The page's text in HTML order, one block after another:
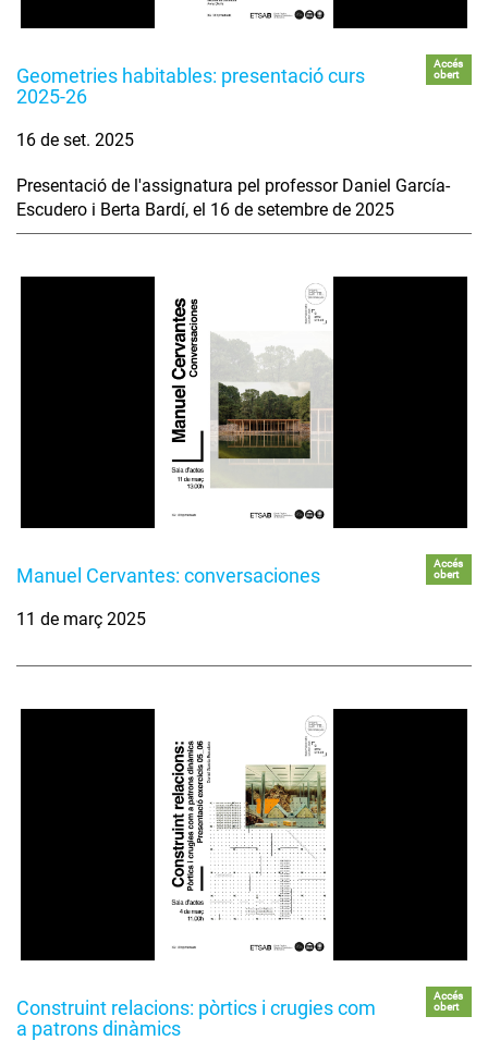
Geometries habitables: presentació curs
2025-26
Accés
obert
16 de set. 2025
Presentació de l'assignatura pel professor Daniel García-
Escudero i Berta Bardí, el 16 de setembre de 2025
Manuel Cervantes: conversaciones
Accés
obert
11 de març 2025
Construint relacions: pòrtics i crugies com
a patrons dinàmics
Accés
obert